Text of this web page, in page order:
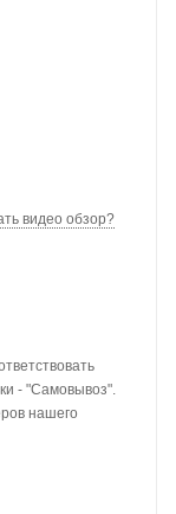
видео обзор?
- "Самовывоз".
нашего